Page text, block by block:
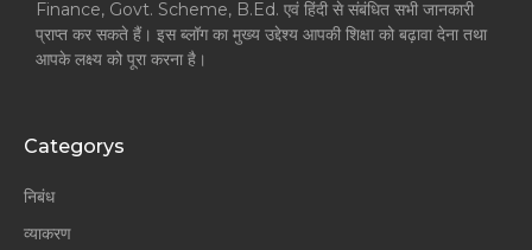
Finance, Govt. Scheme, B.Ed. एवं हिंदी से संबंधित सभी जानकारी
प्राप्त कर सकते हैं। इस ब्लॉग का मुख्य उद्देश्य आपकी शिक्षा को बढ़ावा देना तथा
आपके लक्ष्य को पूरा करना है।
Categorys
निबंध
व्याकरण